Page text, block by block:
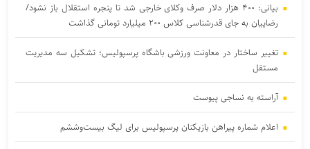
بیانی: ۴۰۰ هزار دلار صرف وکلای خارجی شد تا پنجره استقلال باز نشود/
رضاییان به جای قدرشناسی کلاس ۲۰۰ میلیارد تومانی گذاشت
تغییر ساختار در معاونت ورزشی باشگاه پرسپولیس؛ تشکیل سه مدیریت
مستقل
آراسته به نساجی پیوست
اعلام شماره پیراهن بازیکنان پرسپولیس برای لیگ بیست‌وششم